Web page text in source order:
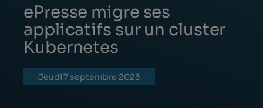
ePresse migre ses
applicatifs sur un cluster
Kubernetes
jeudi 7 septembre 2023